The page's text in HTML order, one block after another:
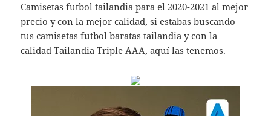
Camisetas futbol tailandia para el 2020-2021 al mejor
precio y con la mejor calidad, si estabas buscando
tus camisetas futbol baratas tailandia y con la
calidad Tailandia Triple AAA, aquí las tenemos.